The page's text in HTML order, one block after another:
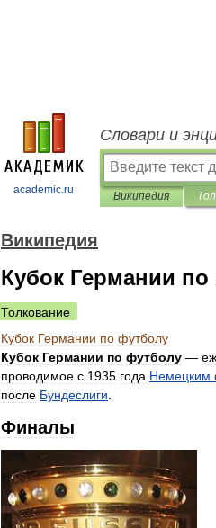
academic.ru
Словари и
Википедия
Википедия
Кубок Германии
Толкование
Кубок Германии по футболу
Кубок Германии по футболу —
проводимое с 1935 года Немецким
после Бундеслиги
Финалы